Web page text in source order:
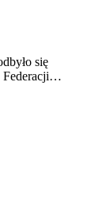
się
Federacji…